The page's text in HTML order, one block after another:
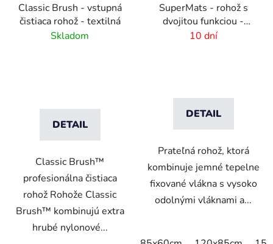
Classic Brush - vstupná
čistiaca rohož - textilná
Skladom
DETAIL
Classic Brush™
profesionálna čistiaca
rohož Rohože Classic
Brush™ kombinujú extra
hrubé nylonové...
SuperMats - rohož s
dvojitou funkciou -
zoškrabanie a utretie
10 dní
DETAIL
Prateľná rohož, ktorá
kombinuje jemné tepelne
fixované vlákna s vysoko
odolnými vláknami a...